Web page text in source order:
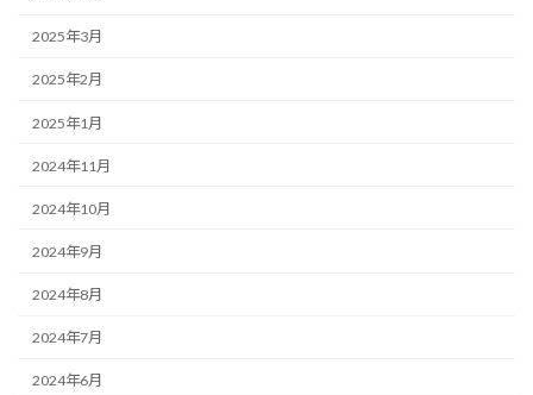
2025年3月
2025年2月
2025年1月
2024年11月
2024年10月
2024年9月
2024年8月
2024年7月
2024年6月